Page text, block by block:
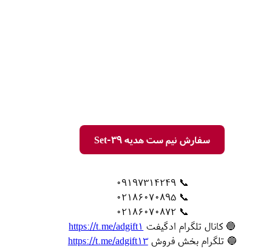
سفارش نیم ست هدیه Set-39
📞 09197314249
📞 02186070895
📞 02186070872
🔵 کانال تلگرام ادگیفت https://t.me/adgift1
🔵 تلگرام بخش فروشhttps://t.me/adgift13